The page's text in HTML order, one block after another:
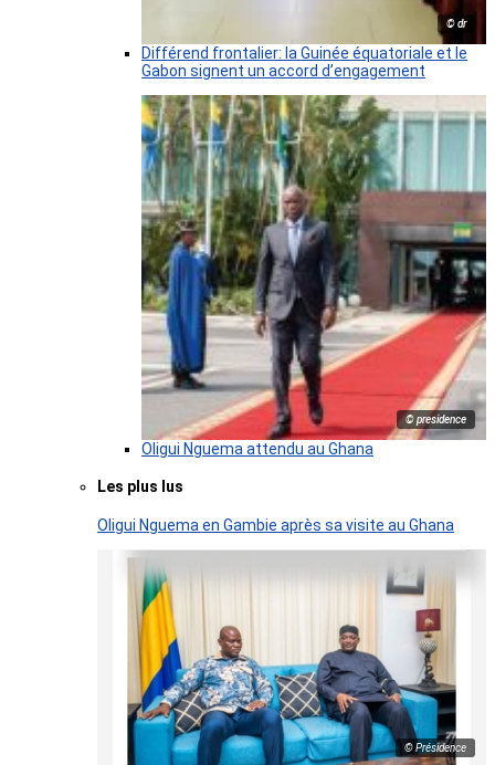
© dr
Différend frontalier: la Guinée équatoriale et le
Gabon signent un accord d’engagement
© presidence
Oligui Nguema attendu au Ghana
Les plus lus
Oligui Nguema en Gambie après sa visite au Ghana
© Présidence